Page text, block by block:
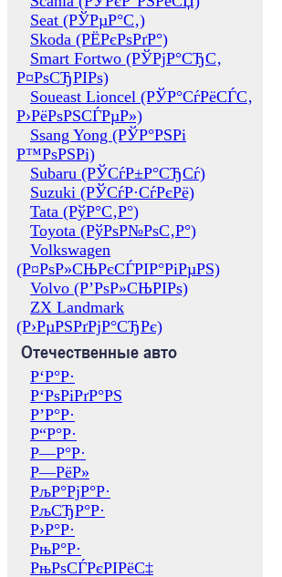
Seat (РЎРµР°С‚)
Skoda (РЁРєРѕРґР°)
Smart Fortwo (РЎРјР°СЂС‚
Р¤РѕСЂРІРѕ)
Soueast Lioncel (РЎР°СѓРёСЃС‚
Р›РёРѕРЅСЃРµР»)
Ssang Yong (РЎР°РЅРі
Р™РѕРЅРі)
Subaru (РЎСѓР±Р°СЂСѓ)
Suzuki (РЎСѓР·СѓРєРё)
Tata (РўР°С‚Р°)
Toyota (РўРѕР№РѕС‚Р°)
Volkswagen
(Р¤РѕР»СЊРєСЃРІР°РіРµРЅ)
Volvo (Р’РѕР»СЊРІРѕ)
ZX Landmark
(Р›РµРЅРґРјР°СЂРє)
Отечественные авто
Р‘Р°Р·
Р‘РѕРіРґР°РЅ
Р’Р°Р·
Р“Р°Р·
Р—Р°Р·
Р—РёР»
РљР°РјР°Р·
РљСЂР°Р·
Р›Р°Р·
РњР°Р·
РњРѕСЃРєРІРёС‡